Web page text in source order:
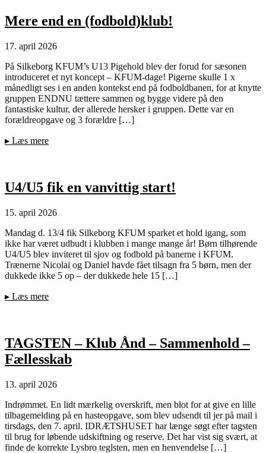
Mere end en (fodbold)klub!
17. april 2026
På Silkeborg KFUM’s U13 Pigehold blev der forud for sæsonen
introduceret et nyt koncept – KFUM-dage! Pigerne skulle 1 x
månedligt ses i en anden kontekst end på fodboldbanen, for at knytte
gruppen ENDNU tættere sammen og bygge videre på den
fantastiske kultur, der allerede hersker i gruppen. Dette var en
forældreopgave og 3 forældre […]
▸ Læs mere
U4/U5 fik en vanvittig start!
15. april 2026
Mandag d. 13/4 fik Silkeborg KFUM sparket et hold igang, som
ikke har været udbudt i klubben i mange mange år! Børn tilhørende
U4/U5 blev inviteret til sjov og fodbold på banerne i KFUM.
Trænerne Nicolai og Daniel havde fået tilsagn fra 5 børn, men der
dukkede ikke 5 op – der dukkede hele 15 […]
▸ Læs mere
TAGSTEN – Klub Ånd – Sammenhold –
Fællesskab
13. april 2026
Indrømmet. En lidt mærkelig overskrift, men blot for at give en lille
tilbagemelding på en hasteopgave, som blev udsendt til jer på mail i
tirsdags, den 7. april. IDRÆTSHUSET har længe søgt efter tagsten
til brug for løbende udskiftning og reserve. Det har vist sig svært, at
finde de korrekte Lysbro teglsten, men en henvendelse […]